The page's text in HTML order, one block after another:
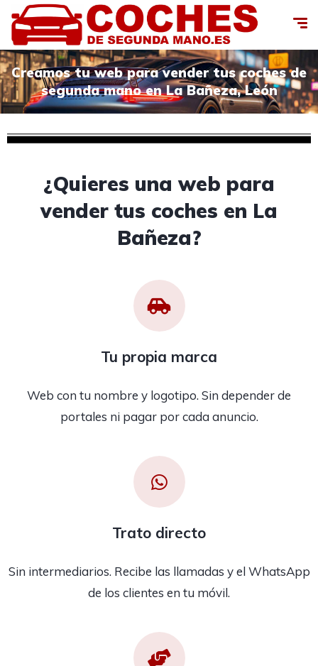
Creamos tu web para vender tus coches de
segunda mano en La Bañeza, León
¿Quieres una web para
vender tus coches en La
Bañeza?
Tu propia marca
Web con tu nombre y logotipo. Sin depender de
portales ni pagar por cada anuncio.
Trato directo
Sin intermediarios. Recibe las llamadas y el WhatsApp
de los clientes en tu móvil.